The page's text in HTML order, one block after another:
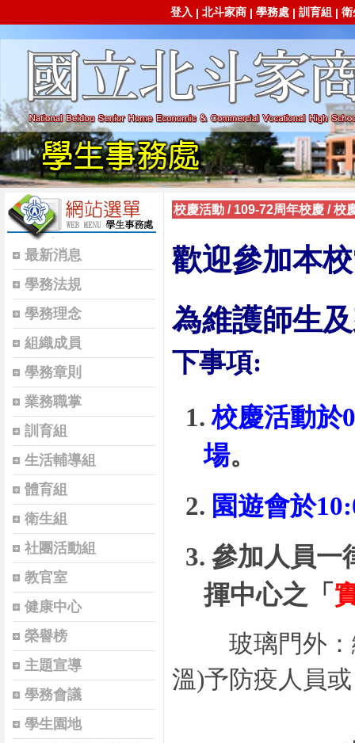
登入 | 北斗家商| 學務處| 訓育組 | 衛
最新消息
學務法規
學務理念
組織成員
學務章則
業務職掌
訓育組
生活輔導組
體育組
衛生組
社團活動組
教官室
健康中心
榮譽榜
主題宣導
學務會議
學生園地
校慶活動 / 109-72周年校慶 /校
歡迎參加本校
為維護師生
下事項:
1.校慶活動於
場。
2. 園遊會於
3.參加人員一
揮中心之「
玻璃門外：繳
溫)予防疫人員或